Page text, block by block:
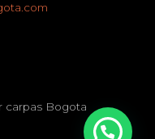
carpas Bogota